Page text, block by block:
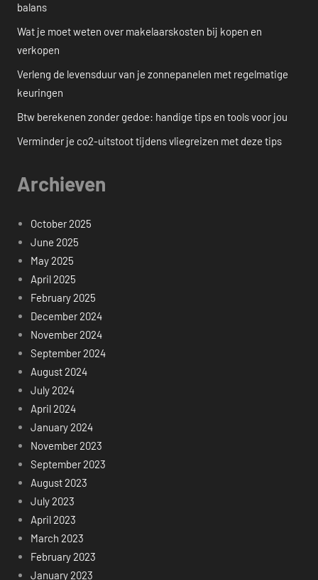
balans
Wat je moet weten over makelaarskosten bij kopen en
verkopen
Verleng de levensduur van je zonnepanelen met regelmatige
keuringen
Btw berekenen zonder gedoe: handige tips en tools voor jou
Verminder je co2-uitstoot tijdens vliegreizen met deze tips
Archieven
October 2025
June 2025
May 2025
April 2025
February 2025
December 2024
November 2024
September 2024
August 2024
July 2024
April 2024
January 2024
November 2023
September 2023
August 2023
July 2023
April 2023
March 2023
February 2023
January 2023